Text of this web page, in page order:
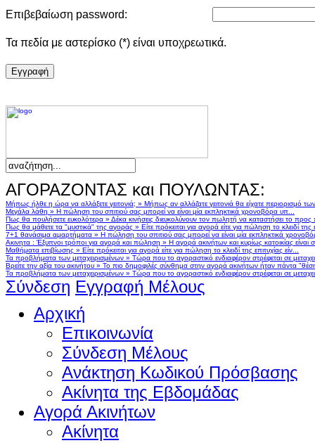
Επιβεβαίωση password:
Τα πεδία με αστερίσκο (*) είναι υποχρεωτικά.
Eγγραφή
ΑΓΟΡΑΖΟΝΤΑΣ και ΠΟΥΛΩΝΤΑΣ:
Μήπως ήλθε η ώρα να αλλάξετε γειτονιά; » Μήπως αν αλλάζατε γειτονιά θα είχατε περιορισμό
Μεγάλα λάθη » Η πώληση του σπιτιού σας μπορεί να είναι μία εκπληκτικά χρονοβόρα υπ...
Πως θα πουλήσετε ευκολότερα » Δέκα κινήσεις διευκολύνουν τον πωλητή να καταστήσει το
Πως θα μάθετε τα "μυστικά" της αγοράς » Είτε πρόκειται για αγορά είτε για πώληση το κλειδί της
7+1 θανάσιμα αμαρτήματα » Η πώληση του σπιτιού σας μπορεί να είναι μία εκπληκτικά
Ακινητα : Έξυπνοι τρόποι για αγορά και πώληση » Η αγορά ακινήτων και κυρίως κατοικίας
Μαθήματα επιβίωσης » Είτε πρόκειται για αγορά είτε για πώληση το κλειδί της επιτυχίας είν...
Τα προβλήματα των μεταχειρισμένων » Τώρα που το αγοραστικό ενδιαφέρον στρέφεται σε
Βρείτε την αξία του ακινήτου » Το πιο δημοφιλές σύνθημα στην αγορά ακινήτων ήταν πάντα
Τα προβλήματα των μεταχειρισμένων » Τώρα που το αγοραστικό ενδιαφέρον στρέφεται σε
Σύνδεση Εγγραφή Μέλους
Αρχική
Επικοινωνία
Σύνδεση Μέλους
Ανάκτηση Κωδικού Πρόσβασης
Ακίνητα της Εβδομάδας
Αγορά Ακινήτων
Ακίνητα